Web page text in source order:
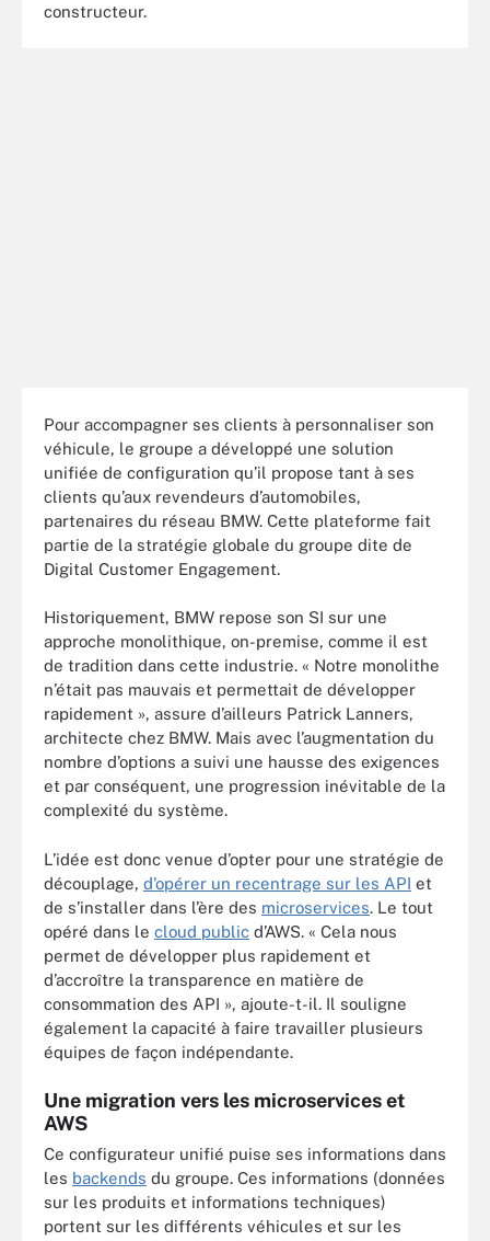
constructeur.
Pour accompagner ses clients à personnaliser son
véhicule, le groupe a développé une solution
unifiée de configuration qu’il propose tant à ses
clients qu’aux revendeurs d’automobiles,
partenaires du réseau BMW. Cette plateforme fait
partie de la stratégie globale du groupe dite de
Digital Customer Engagement.
Historiquement, BMW repose son SI sur une
approche monolithique, on-premise, comme il est
de tradition dans cette industrie. « Notre monolithe
n’était pas mauvais et permettait de développer
rapidement », assure d’ailleurs Patrick Lanners,
architecte chez BMW. Mais avec l’augmentation du
nombre d’options a suivi une hausse des exigences
et par conséquent, une progression inévitable de la
complexité du système.
L’idée est donc venue d’opter pour une stratégie de
découplage, d’opérer un recentrage sur les API et
de s’installer dans l’ère des microservices. Le tout
opéré dans le cloud public d’AWS. « Cela nous
permet de développer plus rapidement et
d’accroître la transparence en matière de
consommation des API », ajoute-t-il. Il souligne
également la capacité à faire travailler plusieurs
équipes de façon indépendante.
Une migration vers les microservices et
AWS
Ce configurateur unifié puise ses informations dans
les backends du groupe. Ces informations (données
sur les produits et informations techniques)
portent sur les différents véhicules et sur les